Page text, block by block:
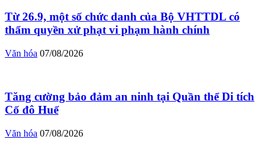
Từ 26.9, một số chức danh của Bộ VHTTDL có
thẩm quyền xử phạt vi phạm hành chính
Văn hóa 07/08/2026
Tăng cường bảo đảm an ninh tại Quần thể Di tích
Cố đô Huế
Văn hóa 07/08/2026